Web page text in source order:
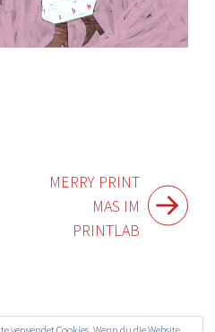
MERRY PRINT
MAS IM
PRINTLAB